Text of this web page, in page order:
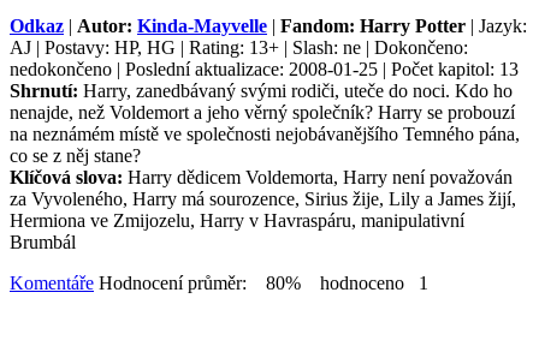
Odkaz | Autor: Kinda-Mayvelle | Fandom: Harry Potter | Jazyk:
AJ | Postavy: HP, HG | Rating: 13+ | Slash: ne | Dokončeno:
nedokončeno | Poslední aktualizace: 2008-01-25 | Počet kapitol: 13
Shrnutí: Harry, zanedbávaný svými rodiči, uteče do noci. Kdo ho
nenajde, než Voldemort a jeho věrný společník? Harry se probouzí
na neznámém místě ve společnosti nejobávanějšího Temného pána,
co se z něj stane?
Klíčová slova: Harry dědicem Voldemorta, Harry není považován
za Vyvoleného, Harry má sourozence, Sirius žije, Lily a James žijí,
Hermiona ve Zmijozelu, Harry v Havraspáru, manipulativní
Brumbál
Komentáře Hodnocení průměr: 80% hodnoceno 1